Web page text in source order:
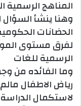
المناهج الرسمية
وهنا ينشأ السؤال
الحضانات
لفرق مستوى
الرسمية للغات
وما الفائده من
رياض الاطفال
لاستكمال